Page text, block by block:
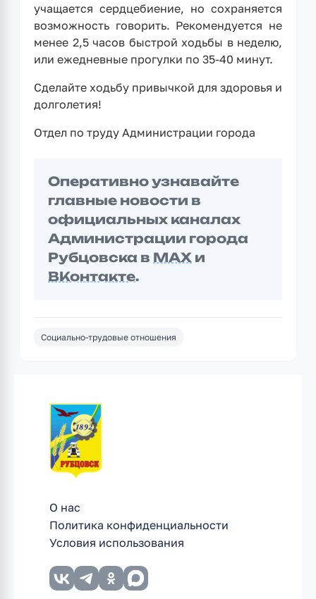
учащается сердцебиение, но сохраняется
возможность говорить. Рекомендуется не
менее 2,5 часов быстрой ходьбы в неделю,
или ежедневные прогулки по 35-40 минут.
Сделайте ходьбу привычкой для здоровья и
долголетия!
Отдел по труду Администрации города
Оперативно узнавайте
главные новости в
официальных каналах
Администрации города
Рубцовска в MAX и
ВКонтакте.
Социально-трудовые отношения
О нас
Политика конфиденциальности
Условия использования